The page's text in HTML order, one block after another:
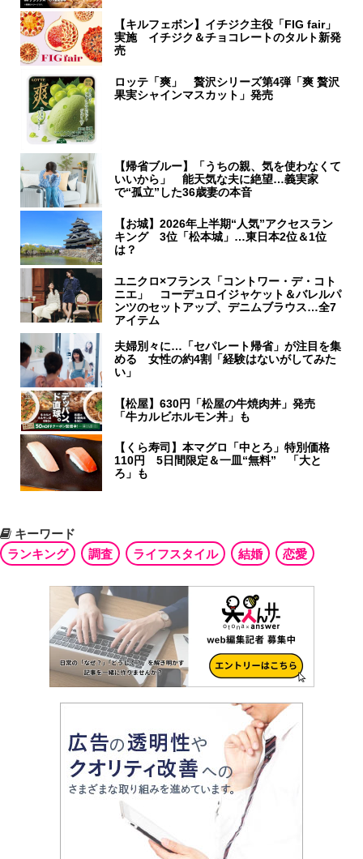
【キルフェボン】イチジク主役「FIG fair」
実施 イチジク＆チョコレートのタルト新発
売
ロッテ「爽」 贅沢シリーズ第4弾「爽 贅沢
果実シャインマスカット」発売
【帰省ブルー】「うちの親、気を使わなくて
いいから」 能天気な夫に絶望…義実家
で“孤立”した36歳妻の本音
【お城】2026年上半期“人気”アクセスラン
キング 3位「松本城」…東日本2位＆1位
は？
ユニクロ×フランス「コントワー・デ・コト
ニエ」 コーデュロイジャケット＆バレルパ
ンツのセットアップ、デニムブラウス…全7
アイテム
夫婦別々に…「セパレート帰省」が注目を集
める 女性の約4割「経験はないがしてみた
い」
【松屋】630円「松屋の牛焼肉丼」発売
「牛カルビホルモン丼」も
【くら寿司】本マグロ「中とろ」特別価格
110円 5日間限定＆一皿“無料” 「大と
ろ」も
キーワード
ランキング
調査 ライフスタイル 結婚 恋愛